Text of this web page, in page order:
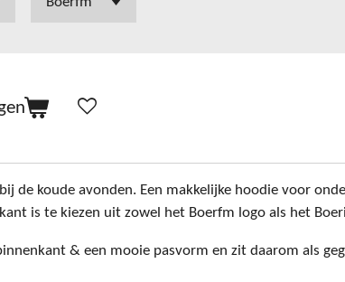
de koude avonden. Een makkelijke hoodie voor
is te kiezen uit zowel het Boerfm logo als het
& een mooie pasvorm en zit daarom als